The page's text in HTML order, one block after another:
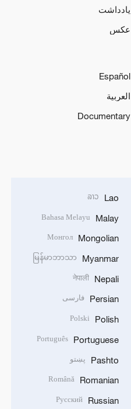
یادداشت
عکس
Español
العربية
Documentary
Lao
ລາວ
Malay
Bahasa Melayu
Mongolian
Монгол
Myanmar
မြန်မာဘာသာ
Nepali
नेपाली
Persian فارسی
Polish
Polski
Portuguese
Português
Pashto پښتو
Romanian
Română
Russian
Русский